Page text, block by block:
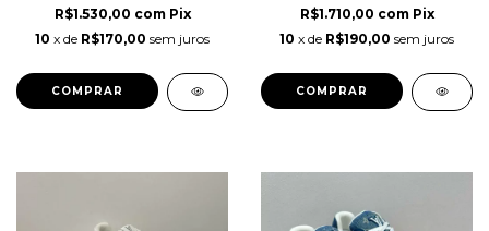
R$1.530,00 com Pix
10 x de R$170,00 sem juros
COMPRAR
R$1.710,00 com Pix
10 x de R$190,00 sem juros
COMPRAR